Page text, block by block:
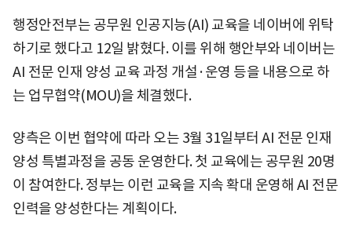
행정안전부는 공무원 인공지능(AI) 교육을 네이버에 위탁
하기로 했다고 12일 밝혔다. 이를 위해 행안부와 네이버는
AI 전문 인재 양성 교육 과정 개설·운영 등을 내용으로 하
는 업무협약(MOU)을 체결했다.
양측은 이번 협약에 따라 오는 3월 31일부터 AI 전문 인재
양성 특별과정을 공동 운영한다. 첫 교육에는 공무원 20명
이 참여한다. 정부는 이런 교육을 지속 확대 운영해 AI 전문
인력을 양성한다는 계획이다.